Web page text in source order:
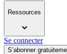
Ressources
Se connecter
S’abonner